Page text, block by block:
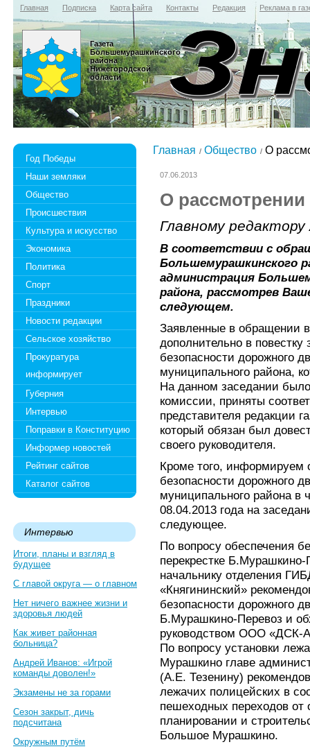
Главная Подписка Карта сайта Контакты Редакция Реклама в
Газета
Большемурашкинского
района
Нижегородской
области
Год Победы
Наши земляки
Общество
Происшествия
Культура и искусство
Экономика
Политика
Спорт
Праздники
Новости редакции
Сельское хозяйство
Прокуратура
информирует
Губерния
Интервью
Поправки в Конституцию
Информер новостей
Рейтинг сайтов
Каталог сайтов
Интервью
Итоги, планы и взгляд в
будущее
С главой округа — о главном
Нет ничего важнее жизни и
здоровья людей
Как живет районная
больница?
Андрей Иванов: «Игрой
команды доволен!»
Экзамены не за горами
Сезон закрыт, дичь
подсчитана
Окружным путём
Главная Общество О
07.06.2013
О
Главному
В соответствии с
Большемурашкинского
администрация
района, рассмотрев
следующем.
Заявленные в обращении
дополнительно в
безопасности дорожного
муниципального района,
На данном заседании
комиссии, приняты
представителя редакции
который обязан был
своего руководителя.
Кроме того, информируем
безопасности дорожного
муниципального района в
08.04.2013 года на
следующее.
По вопросу обеспечения
перекрестке
начальнику отделения
«Княгининский»
безопасности дорожного
Б.Мурашкино-Перевоз и
руководством ООО «ДСК-
По вопросу установки
Мурашкино главе
(А.Е. Тезенину)
лежачих полицейских в
пешеходных переходов от
планировании и
Большое Мурашкино.